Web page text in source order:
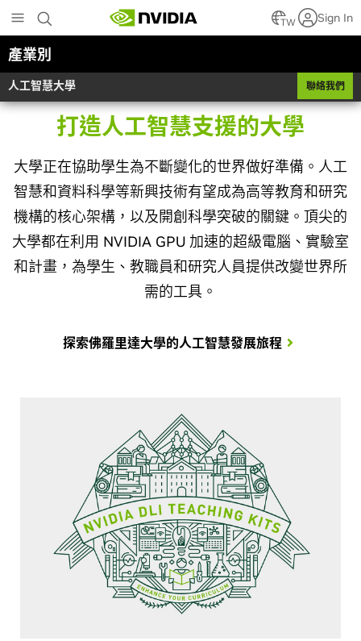
to
main
content
TW Sign In
產業別
人工智慧大學 聯絡我們
打造人工智慧支援的大學
大學正在協助學生為不斷變化的世界做好準備。人工
智慧和資料科學等新興技術有望成為高等教育和研究
機構的核心架構，以及開創科學突破的關鍵。頂尖的
大學都在利用 NVIDIA GPU 加速的超級電腦、實驗室
和計畫，為學生、教職員和研究人員提供改變世界所
需的工具。
探索佛羅里達大學的人工智慧發展旅程